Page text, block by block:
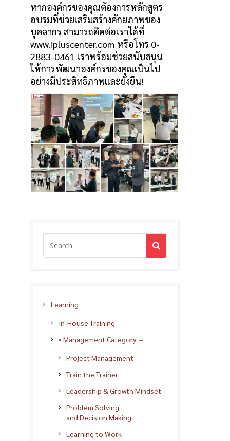
หากองค์กรของคุณต้องการหลักสูตร
อบรมที่ช่วยเสริมสร้างศักยภาพของ
บุคลากร สามารถติดต่อเราได้ที่
www.ipluscenter.com หรือโทร 0-
2883-0461 เราพร้อมช่วยสนับสนุน
ให้การพัฒนาองค์กรของคุณเป็นไป
อย่างมีประสิทธิภาพและยั่งยืน!
Learning
In-House Training
• Management Category →
Project Management
Train the Trainer
Leadership & Growth Mindset
Problem Solving
and Decision Making
Learning to Work